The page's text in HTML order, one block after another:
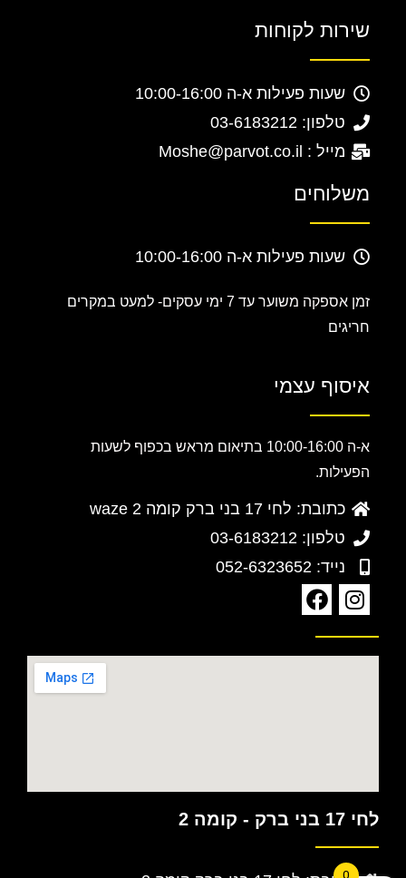
שירות לקוחות
שעות פעילות א-ה 10:00-16:00
טלפון: 03-6183212
מייל : Moshe@parvot.co.il
משלוחים
שעות פעילות א-ה 10:00-16:00
זמן אספקה משוער עד 7 ימי עסקים-
למעט במקרים
חריגים
איסוף עצמי
א-ה 10:00-16:00 בתיאום מראש בכפוף לשעות
הפעילות.
כתובת: לחי 17 בני ברק קומה 2 waze
טלפון: 03-6183212
נייד: 052-6323652
לחי 17 בני ברק - קומה 2
0